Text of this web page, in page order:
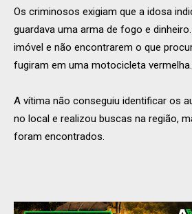
Os criminosos exigiam que a idosa
guardava uma arma de fogo e
imóvel e não encontrarem o que
fugiram em uma motocicleta vermelha.
A vítima não conseguiu identificar os
no local e realizou buscas na região,
foram encontrados.